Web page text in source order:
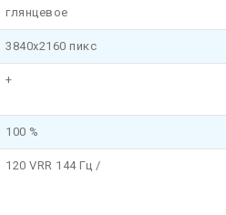
глянцевое
3840x2160 пикс
+
100 %
120 VRR 144 Гц /